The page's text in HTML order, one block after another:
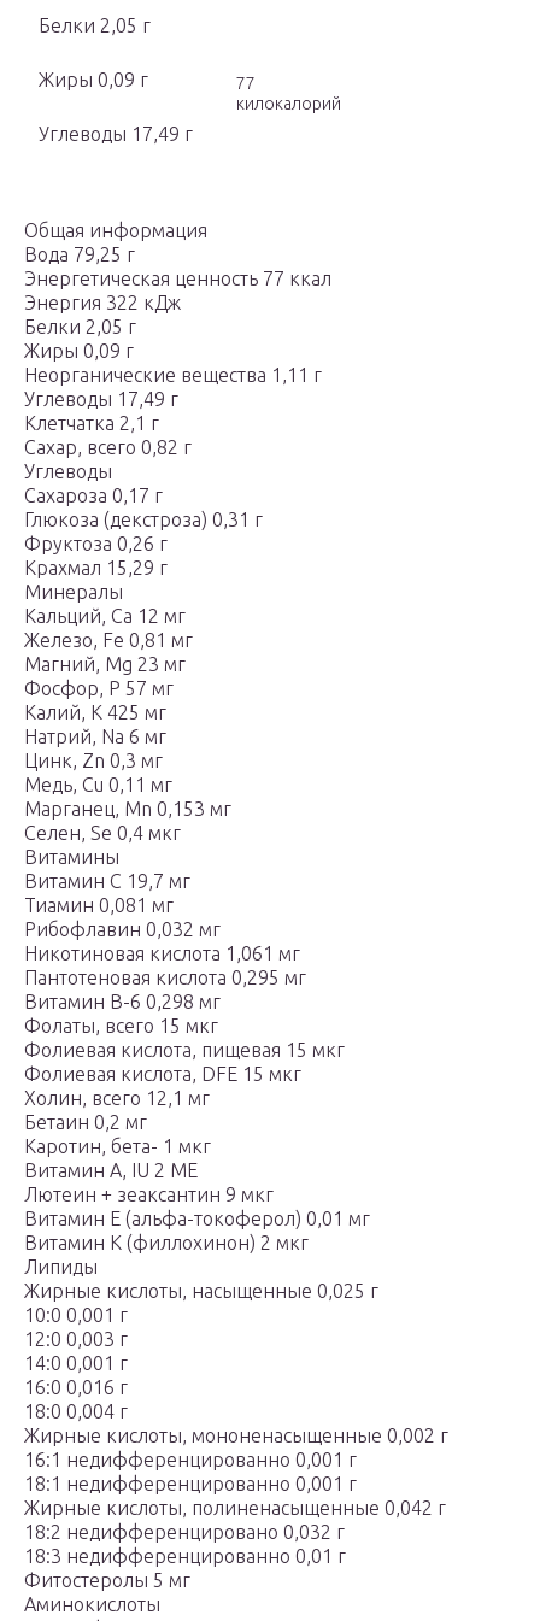
Белки 2,05 г
Жиры 0,09 г
Углеводы 17,49 г
77
килокалорий
Общая информация
Вода 79,25 г
Энергетическая ценность 77 ккал
Энергия 322 кДж
Белки 2,05 г
Жиры 0,09 г
Неорганические вещества 1,11 г
Углеводы 17,49 г
Клетчатка 2,1 г
Сахар, всего 0,82 г
Углеводы
Сахароза 0,17 г
Глюкоза (декстроза) 0,31 г
Фруктоза 0,26 г
Крахмал 15,29 г
Минералы
Кальций, Ca 12 мг
Железо, Fe 0,81 мг
Магний, Mg 23 мг
Фосфор, P 57 мг
Калий, K 425 мг
Натрий, Na 6 мг
Цинк, Zn 0,3 мг
Медь, Cu 0,11 мг
Марганец, Mn 0,153 мг
Селен, Se 0,4 мкг
Витамины
Витамин С 19,7 мг
Тиамин 0,081 мг
Рибофлавин 0,032 мг
Никотиновая кислота 1,061 мг
Пантотеновая кислота 0,295 мг
Витамин B-6 0,298 мг
Фолаты, всего 15 мкг
Фолиевая кислота, пищевая 15 мкг
Фолиевая кислота, DFE 15 мкг
Холин, всего 12,1 мг
Бетаин 0,2 мг
Каротин, бета- 1 мкг
Витамин A, IU 2 МЕ
Лютеин + зеаксантин 9 мкг
Витамин Е (альфа-токоферол) 0,01 мг
Витамин К (филлохинон) 2 мкг
Липиды
Жирные кислоты, насыщенные 0,025 г
10:0 0,001 г
12:0 0,003 г
14:0 0,001 г
16:0 0,016 г
18:0 0,004 г
Жирные кислоты, мононенасыщенные 0,002 г
16:1 недифференцированно 0,001 г
18:1 недифференцированно 0,001 г
Жирные кислоты, полиненасыщенные 0,042 г
18:2 недифференцировано 0,032 г
18:3 недифференцированно 0,01 г
Фитостеролы 5 мг
Аминокислоты